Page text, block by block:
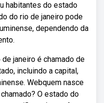
habitantes do estado
do rio de janeiro pode
dependendo da
janeiro é chamado de
incluindo a capital,
Webquem nasce
O estado do